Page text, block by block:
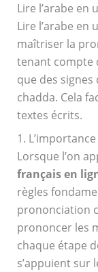
Lire l’arabe en
Lire l’arabe en
maîtriser la
tenant compte
que des
chadda. Cela
textes écrits.
1.
Lorsque l’on
français en
règles
prononciation
prononcer les
chaque étape
s’appuient sur